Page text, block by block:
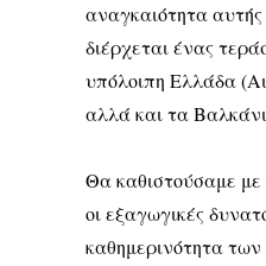
αναγκαιότητα
διέρχεται ένας
υπόλοιπη Ελλάδα
αλλά και τα
Θα καθιστούσαμε με
οι εξαγωγικές
καθημερινότητα